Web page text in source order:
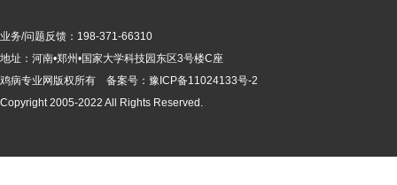
业务/问题反馈：198-371-66310
地址：河南•郑州•国家大学科技园东区3号楼C座
鸡病专业网版权所有 备案号： 豫ICP备11024133号-2
Copyright 2005-2022 All Rights Reserved.